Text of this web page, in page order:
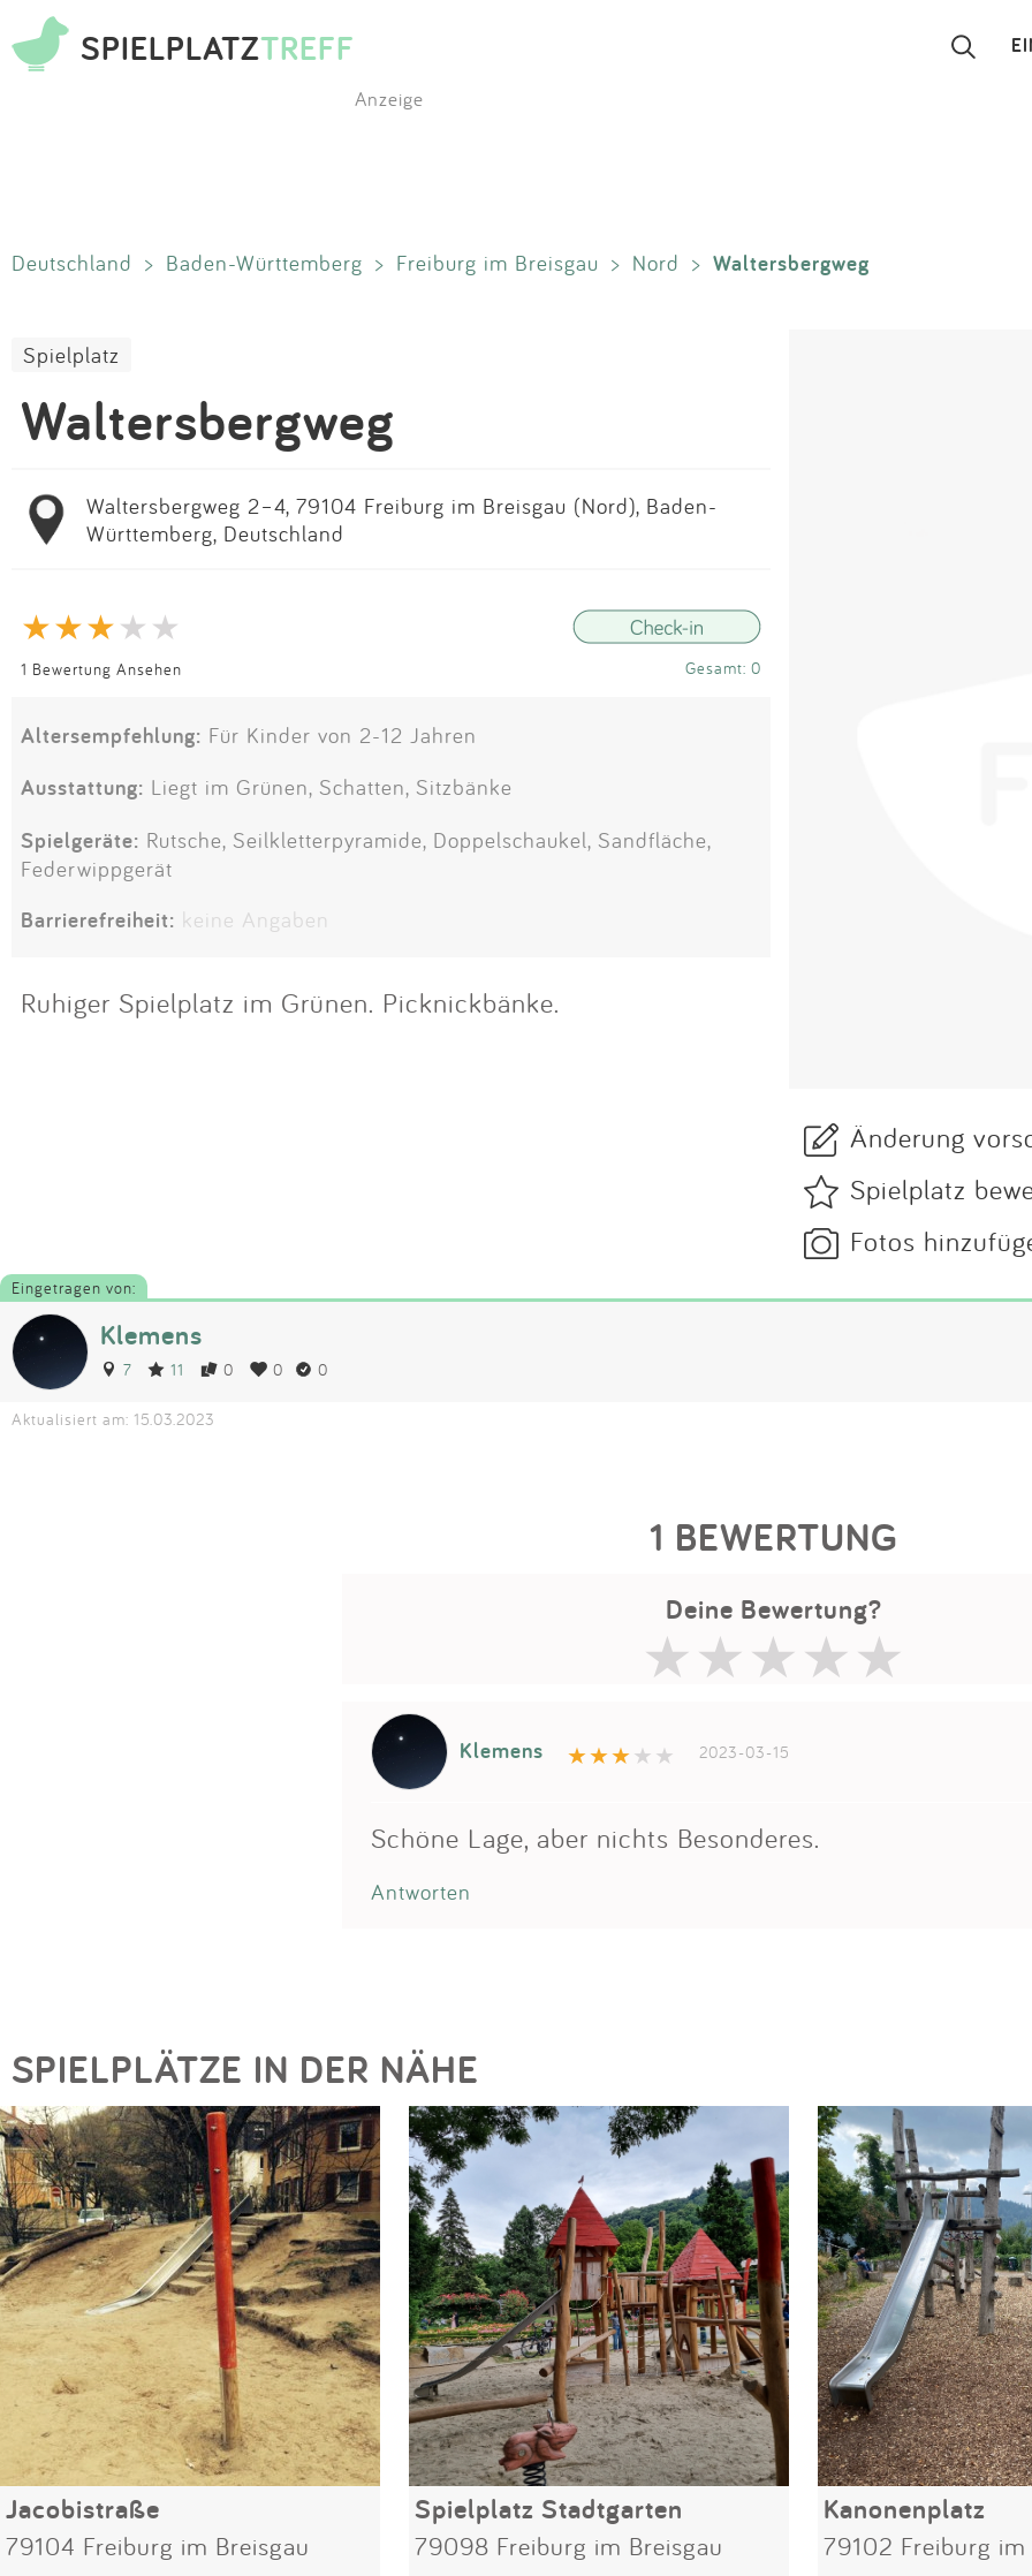
SPIELPLATZTREFF
App
Impressum
Anmelden
Anzeige
Deutschland > Baden-Württemberg > Freiburg im Breisgau > Nord > Waltersbergweg
Spielplatz
Waltersbergweg
Waltersbergweg 2–4, 79104 Freiburg im Breisgau (Nord), Baden-
Württemberg, Deutschland
1 Bewertung Ansehen Gesamt: 0
Altersempfehlung: Für Kinder von 2-12 Jahren
Ausstattung: Liegt im Grünen, Schatten, Sitzbänke
Spielgeräte: Rutsche, Seilkletterpyramide, Doppelschaukel, Sandfläche,
Federwippgerät
Barrierefreiheit: keine Angaben
Ruhiger Spielplatz im Grünen. Picknickbänke.
Änderung
Spielplatz
Fotos
Eingetragen von:
Klemens
7 11 0 0 0
Aktualisiert am: 15.03.2023
1 BEWERTUNG
Deine Bewertung?
Klemens 2023-03-15
Schöne Lage, aber nichts Besonderes.
Antworten
SPIELPLÄTZE IN DER NÄHE
Jacobistraße
79104 Freiburg im Breisgau
Spielplatz Stadtgarten
79098 Freiburg im Breisgau
Kanonenplatz
79102 Freiburg im